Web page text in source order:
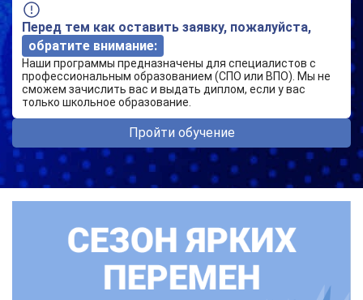
Перед тем как оставить заявку, пожалуйста,
обратите внимание:
Наши программы предназначены для специалистов с
профессиональным образованием (СПО или ВПО). Мы не
сможем зачислить вас и выдать диплом, если у вас
только школьное образование.
Пройти обучение